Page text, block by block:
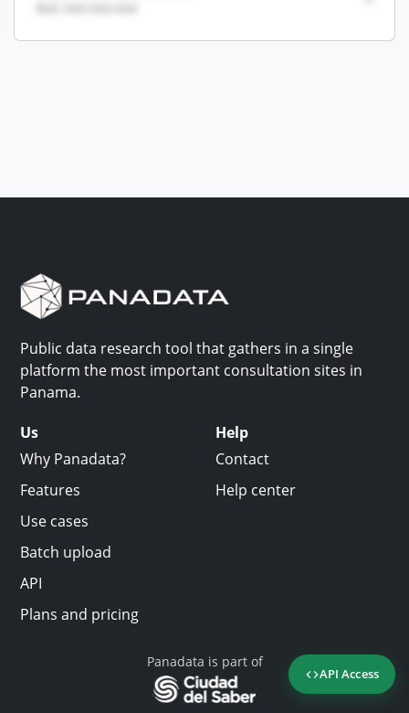
API Access
Public data research tool that gathers in a single
platform the most important consultation sites in
Panama.
Us
Why Panadata?
Features
Use cases
Batch upload
API
Plans and pricing
Help
Contact
Help center
Panadata is part of